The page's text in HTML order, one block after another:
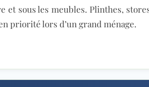
sous les meubles. Plinthes,
priorité lors d’un grand ménage.